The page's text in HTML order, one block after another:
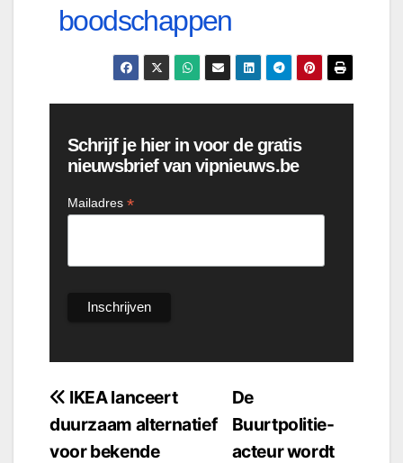
boodschappen
Schrijf je hier in voor de gratis
nieuwsbrief van vipnieuws.be
Mailadres *
Bericht
navigatie
De
Buurtpolitie-
acteur wordt
IKEA lanceert
duurzaam alternatief
voor bekende